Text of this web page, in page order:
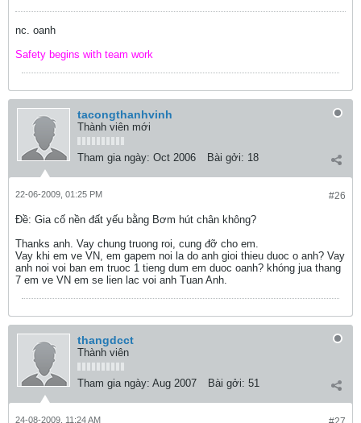
nc. oanh
Safety begins with team work
tacongthanhvinh
Thành viên mới
Tham gia ngày: Oct 2006 Bài gởi: 18
#26
22-06-2009, 01:25 PM
Ðề: Gia cố nền đất yếu bằng Bơm hút chân không?
Thanks anh. Vay chung truong roi, cung đỡ cho em.
Vay khi em ve VN, em gapem noi la do anh gioi thieu duoc o anh? Vay
anh noi voi ban em truoc 1 tieng dum em duoc oanh? khóng jua thang
7 em ve VN em se lien lac voi anh Tuan Anh.
thangdcct
Thành viên
Tham gia ngày: Aug 2007 Bài gởi: 51
24-08-2009, 11:24 AM